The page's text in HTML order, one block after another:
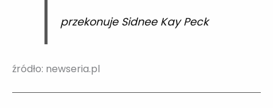
przekonuje Sidnee Kay Peck
źródło: newseria.pl